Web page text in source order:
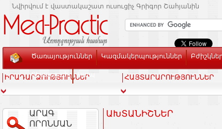
Նվիրվում է վաստակաշատ ուսուցիչ Գրիգոր Շահյանին
Ծառայություններ Կազմակերպություններ
Տեսասրահ Կապ
ԻՐԱԴԱՐՁՈՒԹՅՈՒՆՆԵՐ ՀԱՅՏԱՐԱՐՈՒԹՅՈՒՆՆԵՐ
ԱՐԱԳ
ՈՐՈՆՄԱՆ
ԱԽՏԱՆԻՇՆԵՐ